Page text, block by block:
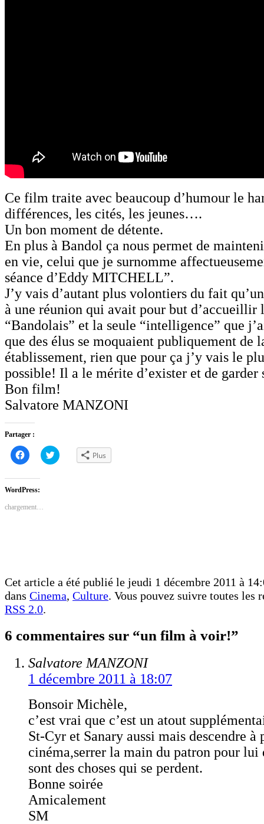
Ce film traite avec beaucoup d’humour le
différences, les cités, les jeunes….
Un bon moment de détente.
En plus à Bandol ça nous permet de
en vie, celui que je surnomme
séance d’Eddy MITCHELL”.
J’y vais d’autant plus volontiers du fait
à une réunion qui avait pour but d’accueillir
“Bandolais” et la seule “intelligence” que
que des élus se moquaient publiquement de
établissement, rien que pour ça j’y vais le
possible! Il a le mérite d’exister et de garder
Bon film!
Salvatore MANZONI
Partager :
Cliquez
pour
partager
Facebook(ouvre
dans
une
fenêtre)
Cliquez
pour Plus
WordPress:
chargement…
Cet article a été publié le jeudi 1 décembre 2011 à
dans Cinema, Culture. Vous pouvez suivre toutes les
RSS 2.0.
6 commentaires sur “un film à voir!”
Salvatore MANZONI
1 décembre 2011 à 18:07
Bonsoir Michèle,
c’est vrai que c’est un atout
St-Cyr et Sanary aussi mais descendre à
cinéma,serrer la main du patron pour lui
sont des choses qui se perdent.
Bonne soirée
Amicalement
SM